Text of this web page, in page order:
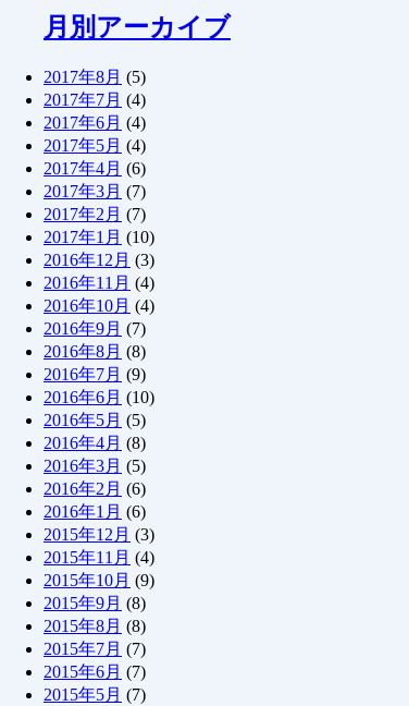
月別アーカイブ
2017年8月 (5)
2017年7月 (4)
2017年6月 (4)
2017年5月 (4)
2017年4月 (6)
2017年3月 (7)
2017年2月 (7)
2017年1月 (10)
2016年12月 (3)
2016年11月 (4)
2016年10月 (4)
2016年9月 (7)
2016年8月 (8)
2016年7月 (9)
2016年6月 (10)
2016年5月 (5)
2016年4月 (8)
2016年3月 (5)
2016年2月 (6)
2016年1月 (6)
2015年12月 (3)
2015年11月 (4)
2015年10月 (9)
2015年9月 (8)
2015年8月 (8)
2015年7月 (7)
2015年6月 (7)
2015年5月 (7)